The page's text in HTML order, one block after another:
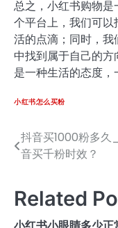
总之，小红书购物
个平台上，我们可
活的点滴；同时，
中找到属于自己的
是一种生活的态度，
小红书怎么买粉
文
章
导
航
抖音买1000粉多久
音买千粉时效？
Related
小红书小眼睛多少